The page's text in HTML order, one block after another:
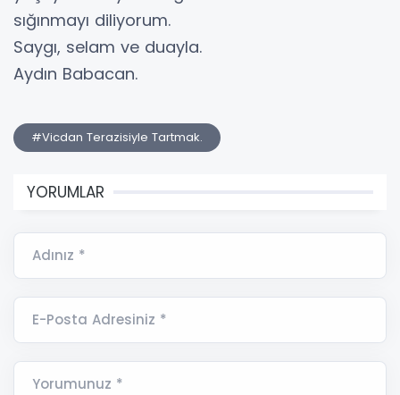
sığınmayı diliyorum.
​Saygı, selam ve duayla.
​Aydın Babacan.
#Vicdan Terazisiyle Tartmak.
YORUMLAR
Adınız *
E-Posta Adresiniz *
Yorumunuz *